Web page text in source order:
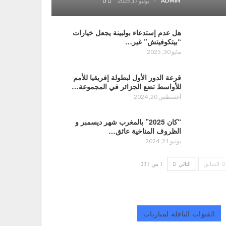
هل عدم إستدعاء بولبينة يجعل خيارات
“بيتكوفيتش” غير…
مايو 30, 2025
قرعة الدور الأول لبطولة إفريقيا للأمم
للأواسط تضع الجزائر في المجموعة…
أغسطس 20, 2024
“كان 2025” بالمغرب شهر ديسمبر و
الظروف المناخية عائق…
يونيو 21, 2024
السابق التالي 1 من 231
القنوات الناقلة لمباريات